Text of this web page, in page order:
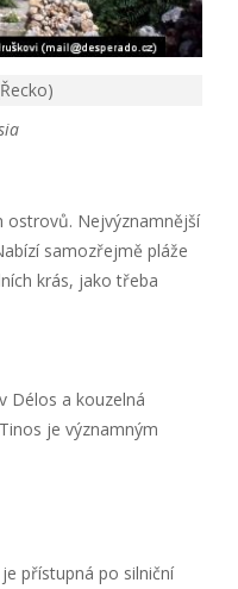
ostrovů. Nejvýznamnější
samozřejmě pláže
krás, jako třeba
Délos a kouzelná
je významným
přístupná po silniční